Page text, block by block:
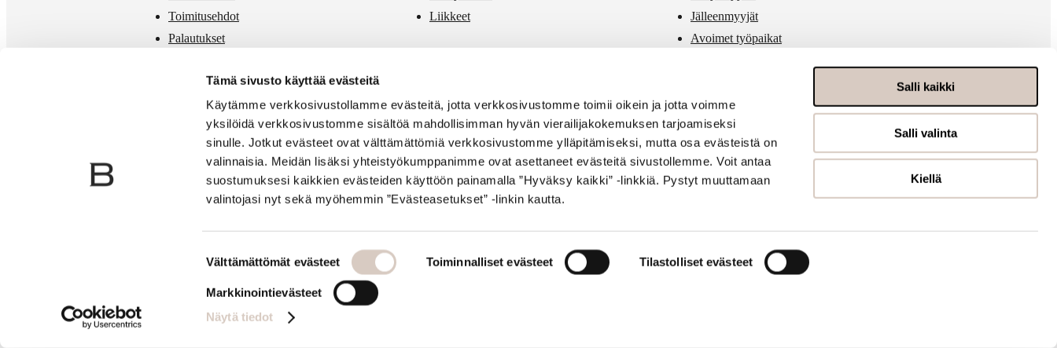
Tämä sivusto käyttää evästeitä
Käytämme verkkosivustollamme evästeitä, jotta verkkosivustomme toimii oikein ja jotta voimme
yksilöidä verkkosivustomme sisältöä mahdollisimman hyvän vierailijakokemuksen tarjoamiseksi
sinulle. Jotkut evästeet ovat välttämättömiä verkkosivustomme ylläpitämiseksi, mutta osa evästeistä on
valinnaisia. Meidän lisäksi yhteistyökumppanimme ovat asettaneet evästeitä sivustollemme. Voit antaa
suostumuksesi kaikkien evästeiden käyttöön painamalla ”Hyväksy kaikki” -linkkiä. Pystyt muuttamaan
valintojasi nyt sekä myöhemmin ”Evästeasetukset” -linkin kautta.
valinta
Välttämättömät evästeet Toiminnalliset evästeet Tilastolliset evästeet
Markkinointievästeet
Näytä tiedot
Salli kaikki
Salli valinta
Kiellä
Toimitusehdot
Palautukset
Liikkeet
Jälleenmyyjät
Avoimet työpaikat